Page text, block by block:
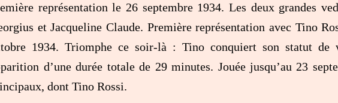
représentation le 26 septembre 1934. Les deux grandes
et Jacqueline Claude. Première représentation avec Tino
1934. Triomphe ce soir-là : Tino conquiert son statut de
d’une durée totale de 29 minutes. Jouée jusqu’au 23
dont Tino Rossi.